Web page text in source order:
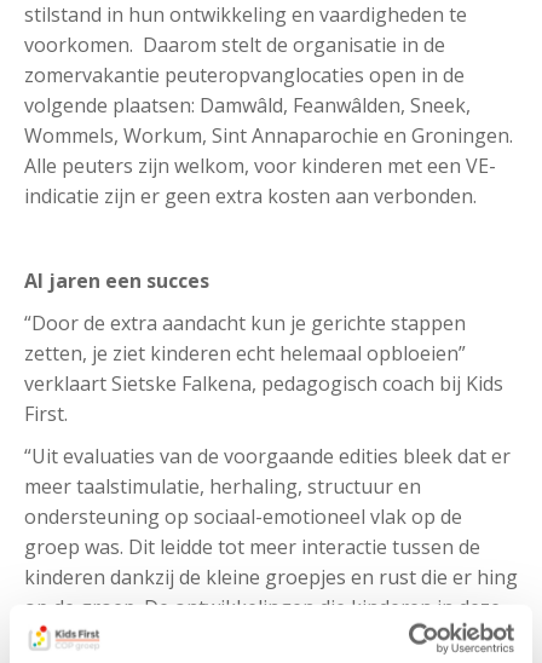
stilstand in hun ontwikkeling en vaardigheden te
voorkomen. Daarom stelt de organisatie in de
zomervakantie peuteropvanglocaties open in de
volgende plaatsen: Damwâld, Feanwâlden, Sneek,
Wommels, Workum, Sint Annaparochie en Groningen.
Alle peuters zijn welkom, voor kinderen met een VE-
indicatie zijn er geen extra kosten aan verbonden.
Al jaren een succes
“Door de extra aandacht kun je gerichte stappen
zetten, je ziet kinderen echt helemaal opbloeien”
verklaart Sietske Falkena, pedagogisch coach bij Kids
First.
“Uit evaluaties van de voorgaande edities bleek dat er
meer taalstimulatie, herhaling, structuur en
ondersteuning op sociaal-emotioneel vlak op de
groep was. Dit leidde tot meer interactie tussen de
kinderen dankzij de kleine groepjes en rust die er hing
op de groep. De ontwikkelingen die kinderen in deze
veilige setting soms doormaken, kunnen enorm zijn;